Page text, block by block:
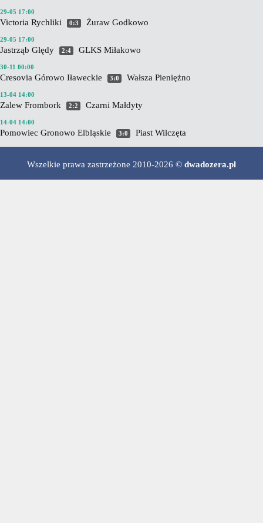
29-05 17:00
Victoria Rychliki 0:3 Żuraw Godkowo
29-05 17:00
Jastrząb Ględy 2:4 GLKS Miłakowo
30-11 00:00
Cresovia Górowo Iławeckie 3:0 Wałsza Pieniężno
13-04 14:00
Zalew Frombork 2:2 Czarni Małdyty
14-04 14:00
Pomowiec Gronowo Elbląskie 3:0 Piast Wilczęta
Wszelkie prawa zastrzeżone 2010-2026 © dwadozera.pl